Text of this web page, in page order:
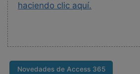
haciendo clic aquí.
Novedades de Access 365